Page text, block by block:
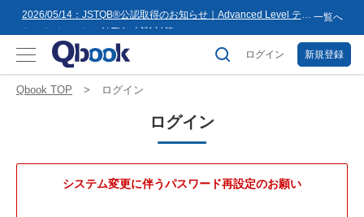
8月16日(日)まで
2026/05/14：JSTQB®公認取得のお知らせ｜Advanced Level テス
トマネジメント（ALTM）試験対策...
2026/03/02：バルテス・ホールディングス グループ内事業再編
に伴うサービス提供会社変更のお知らせ
2026/02/09：【重要】「テス友」システムメンテナンスのお知ら
せ
「テストマネージャー」を公開
2025/12/11：Qbook 会員数4万人突破！＆サイトリニューアルの
2025/08/08：【重要】「テス友」システムメンテナンスのお知ら
せ
2025/02/19：【重要】システム変更に伴うメンテナンス作業のお
一覧へ
ログイン 新規登録
Qbook TOP ログイン
ログイン
システム変更に伴うパスワード再設定のお願い